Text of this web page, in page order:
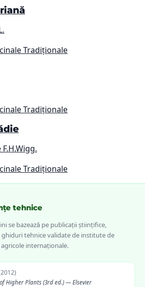
Tradiționale
Tradiționale
Tradiționale
tehnice
se bazează pe publicații științifice,
tehnice validate de institute de
internaționale.
2012)
Higher Plants (3rd ed.) — Elsevier